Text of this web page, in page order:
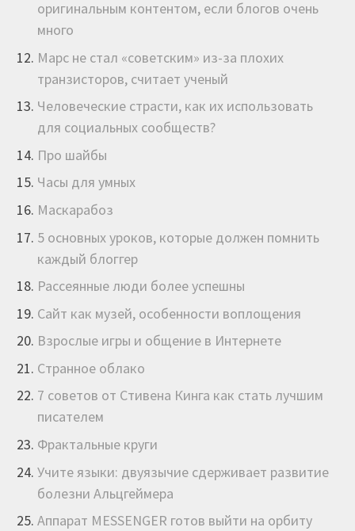
оригинальным контентом, если блогов очень
много
Марс не стал «советским» из-за плохих
транзисторов, считает ученый
Человеческие страсти, как их использовать
для социальных сообществ?
Про шайбы
Часы для умных
Маскарабоз
5 основных уроков, которые должен помнить
каждый блоггер
Рассеянные люди более успешны
Сайт как музей, особенности воплощения
Взрослые игры и общение в Интернете
Странное облако
7 советов от Стивена Кинга как стать лучшим
писателем
Фрактальные круги
Учите языки: двуязычие сдерживает развитие
болезни Альцгеймера
Аппарат MESSENGER готов выйти на орбиту